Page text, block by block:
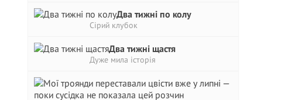
Два тижні по колу
Сірий клубок
Два тижні щастя
Дуже мила історія